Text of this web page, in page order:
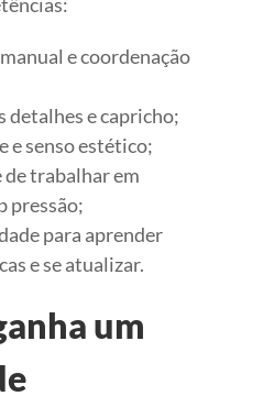
e coordenação
detalhes e capricho;
e senso estético;
de trabalhar em
pressão;
para aprender
e se atualizar.
um